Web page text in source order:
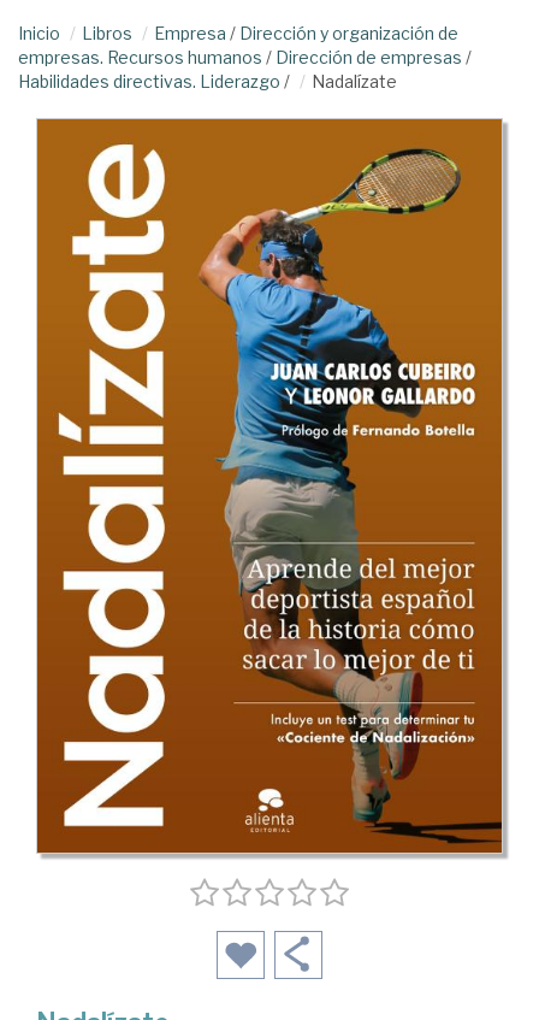
Inicio Libros Empresa / Dirección y organización de
empresas. Recursos humanos / Dirección de empresas /
Habilidades directivas. Liderazgo / Nadalízate